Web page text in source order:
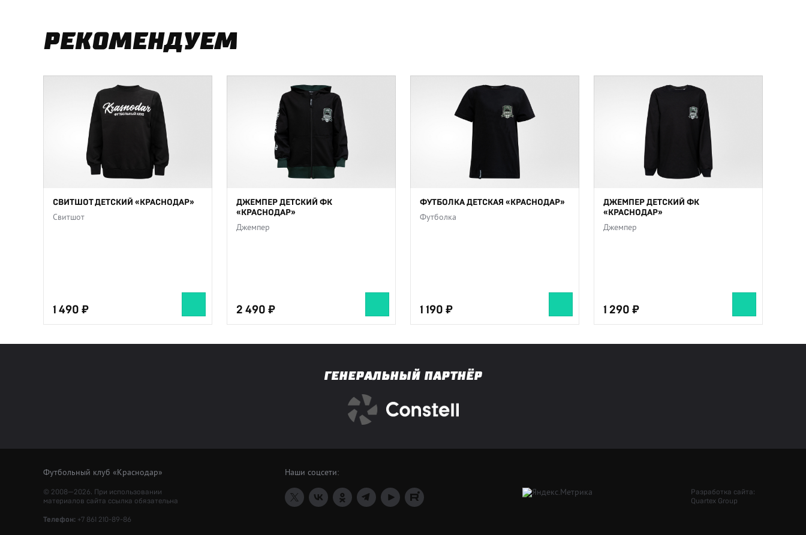
РЕКОМЕНДУЕМ
СВИТШОТ ДЕТСКИЙ «КРАСНОДАР»
Свитшот
1 490
ДЖЕМПЕР ДЕТСКИЙ ФК
«КРАСНОДАР»
Джемпер
2 490
ФУТБОЛКА ДЕТСКАЯ «КРАСНОДАР»
Футболка
1 190
ДЖЕМПЕР ДЕТСКИЙ ФК
«КРАСНОДАР»
Джемпер
1 290
ГЕНЕРАЛЬНЫЙ ПАРТНЁР
Футбольный клуб «Краснодар»
© 2008—2026. При использовании
материалов сайта ссылка обязательна
Телефон: +7 861 210-89-86
Наши соцсети:
Разработка сайта:
Quartex Group